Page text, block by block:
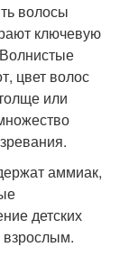
волосы
ключевую
цвет волос
или
аммиак,
детских